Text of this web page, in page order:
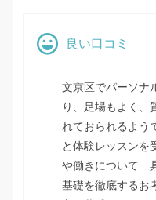
良い口コミ
文京区でパーソナ
り、足場もよく、
れておられるよう
と体験レッスン
や働きについて
基礎を徹底するお